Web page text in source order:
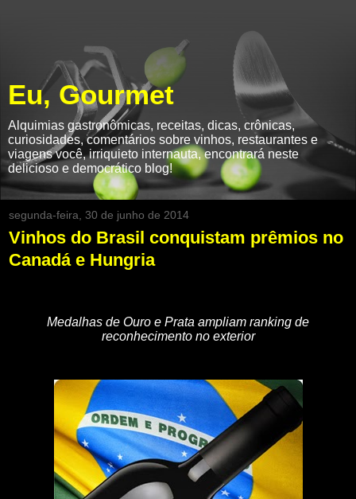
Eu, Gourmet
Alquimias gastronômicas, receitas, dicas, crônicas,
curiosidades, comentários sobre vinhos, restaurantes e
viagens você, irriquieto internauta, encontrará neste
delicioso e democrático blog!
segunda-feira, 30 de junho de 2014
Vinhos do Brasil conquistam prêmios no
Canadá e Hungria
Medalhas de Ouro e Prata ampliam ranking de
reconhecimento no exterior